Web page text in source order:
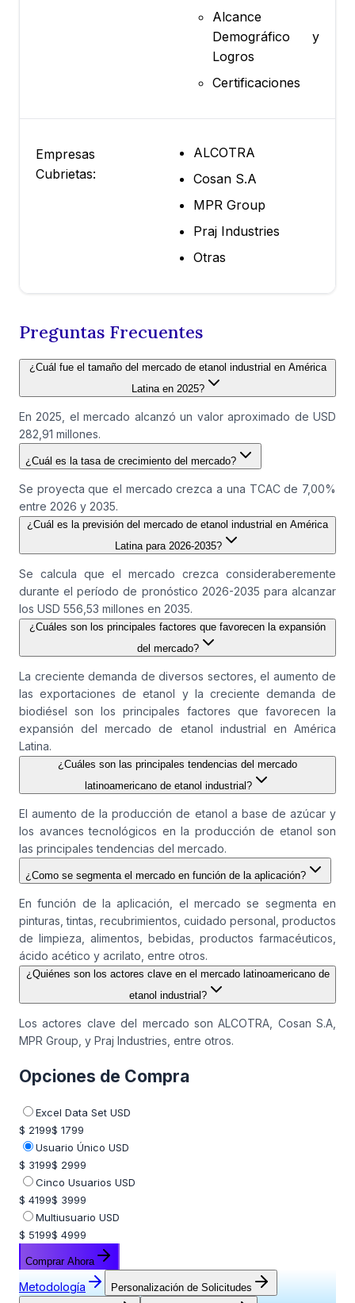
Alcance
Demográfico y
Logros
Certificaciones
Empresas
Cubrietas:
ALCOTRA
Cosan S.A
MPR Group
Praj Industries
Otras
Preguntas Frecuentes
¿Cuál fue el tamaño del mercado de etanol industrial en América
Latina en 2025?
En 2025, el mercado alcanzó un valor aproximado de USD
282,91 millones.
¿Cuál es la tasa de crecimiento del mercado?
Se proyecta que el mercado crezca a una TCAC de 7,00%
entre 2026 y 2035.
¿Cuál es la previsión del mercado de etanol industrial en América
Latina para 2026-2035?
Se calcula que el mercado crezca consideraberemente
durante el período de pronóstico 2026-2035 para alcanzar
los USD 556,53 millones en 2035.
¿Cuáles son los principales factores que favorecen la expansión
del mercado?
La creciente demanda de diversos sectores, el aumento de
las exportaciones de etanol y la creciente demanda de
biodiésel son los principales factores que favorecen la
expansión del mercado de etanol industrial en América
Latina.
¿Cuáles son las principales tendencias del mercado
latinoamericano de etanol industrial?
El aumento de la producción de etanol a base de azúcar y
los avances tecnológicos en la producción de etanol son
las principales tendencias del mercado.
¿Como se segmenta el mercado en función de la aplicación?
En función de la aplicación, el mercado se segmenta en
pinturas, tintas, recubrimientos, cuidado personal, productos
de limpieza, alimentos, bebidas, productos farmacéuticos,
ácido acético y acrilato, entre otros.
¿Quiénes son los actores clave en el mercado latinoamericano de
etanol industrial?
Los actores clave del mercado son ALCOTRA, Cosan S.A,
MPR Group, y Praj Industries, entre otros.
Opciones de Compra
Excel Data Set USD
$ 2199$ 1799
Usuario Único USD
$ 3199$ 2999
Cinco Usuarios USD
$ 4199$ 3999
Multiusuario USD
$ 5199$ 4999
Comprar Ahora
Metodología Personalización de Solicitudes